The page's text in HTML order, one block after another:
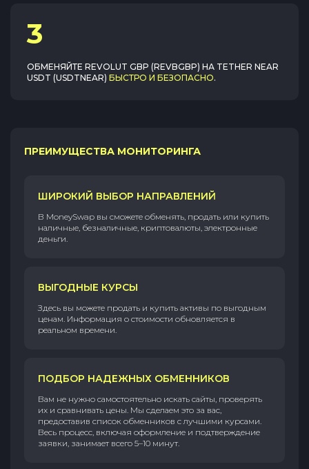
3
ОБМЕНЯЙТЕ REVOLUT GBP (REVBGBP) НА TETHER NEAR
USDT (USDTNEAR) БЫСТРО И БЕЗОПАСНО.
ПРЕИМУЩЕСТВА МОНИТОРИНГА
ШИРОКИЙ ВЫБОР НАПРАВЛЕНИЙ
В MoneySwap вы сможете обменять, продать или купить
наличные, безналичные, криптовалюты, электронные
деньги.
ВЫГОДНЫЕ КУРСЫ
Здесь вы можете продать и купить активы по выгодным
ценам. Информация о стоимости обновляется в
реальном времени.
ПОДБОР НАДЕЖНЫХ ОБМЕННИКОВ
Вам не нужно самостоятельно искать сайты, проверять
их и сравнивать цены. Мы сделаем это за вас,
предоставив список обменников с лучшими курсами.
Весь процесс, включая оформление и подтверждение
заявки, занимает всего 5–10 минут.